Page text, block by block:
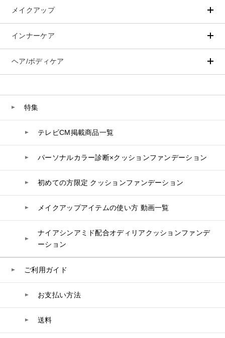
アイテムから探す
化粧水
オールインワン
リップケア
トラベルセット
スペシャルケア
STEFANY AGING
BIVABOO（ビバブー）
メイクアップ
ベースメイク
CCクリーム
UVケア
インナーケア
成分別で探す
乳酸菌
コラーゲン
レスベラトロール
高麗人参
コエンザイム
白神秘境活性水
ヘルスサポート
ヘア/ボディケア
スカルプケア
シャンプー
トリートメント
ボディソープ
特集
テレビCM掲載商品一覧
パーソナルカラー診断×クッションファンデーション
初めての方限定 クッションファンデーション
メイクアップアイテムの使い方 動画一覧
ナイアシンアミド配合オディリアクッションファンデ
ーション
ご利用ガイド
お支払い方法
送料